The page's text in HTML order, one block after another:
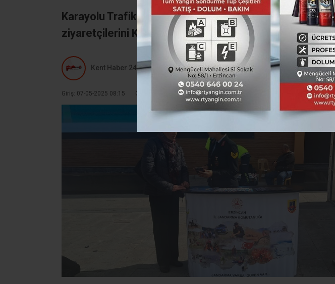
Karayolu Trafik Haftası kapsamında Erzincan’da İl
ziyaretçilerini Kadın Destek Uygulaması(KADES)
Kent Haber 24
Giriş: 07-05-2025 08:15 Güncelleme: 07-05-2025 08:15 Kaynak: Hasan Çakmak